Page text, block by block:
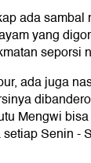
ada sambal
yang
seporsi
ada juga
Mengwi
Senin -